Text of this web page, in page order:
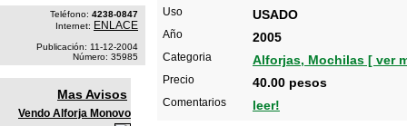
Uso USADO
Año 2005
Categoria Alforjas, Mochilas [ ver
Precio 40.00 pesos
Comentarios leer!
Teléfono: 4238-0847
Internet: ENLACE
Publicación: 11-12-2004
Número: 35985
Mas Avisos
Vendo Alforja Monovo